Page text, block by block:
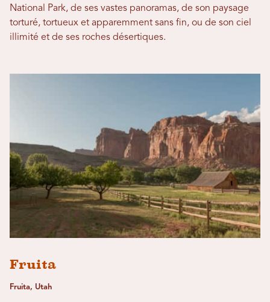
National Park, de ses vastes panoramas, de son paysage
torturé, tortueux et apparemment sans fin, ou de son ciel
illimité et de ses roches désertiques.
Fruita
Fruita, Utah